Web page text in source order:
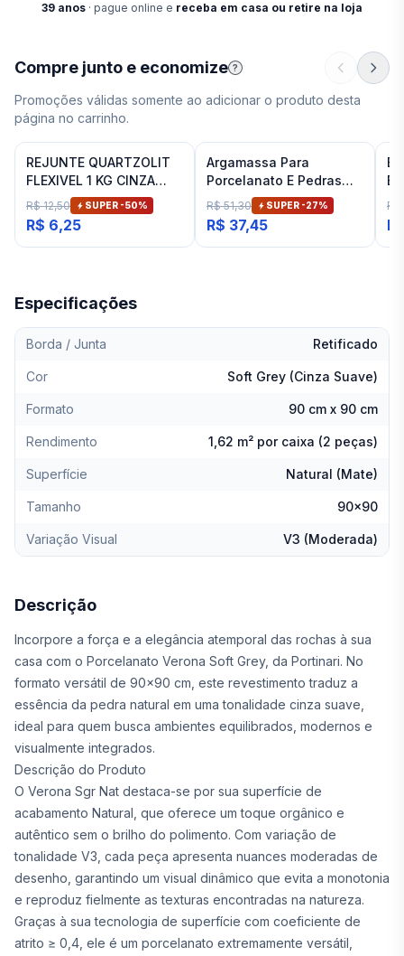
Compre junto e economize ?
Promoções válidas somente ao adicionar o produto desta
página no carrinho.
REJUNTE QUARTZOLIT
FLEXIVEL 1 KG CINZA
ARTICO
R$ 12,50 SUPER -50%
R$ 6,25
Argamassa Para
Porcelanato E Pedras
Naturais Cinza Interno
Inovatte 20 Kg
R$ 51,30 SUPER -27%
R$ 37,45
Fit
Especificações
Borda / Junta Retificado
Cor Soft Grey (Cinza Suave)
Formato 90 cm x 90 cm
Rendimento 1,62 m² por caixa (2 peças)
Superfície Natural (Mate)
Tamanho 90x90
Variação Visual V3 (Moderada)
Descrição
Incorpore a força e a elegância atemporal das rochas à sua
casa com o Porcelanato Verona Soft Grey, da Portinari. No
formato versátil de 90x90 cm, este revestimento traduz a
essência da pedra natural em uma tonalidade cinza suave,
ideal para quem busca ambientes equilibrados, modernos e
visualmente integrados.
Descrição do Produto
O Verona Sgr Nat destaca-se por sua superfície de
acabamento Natural, que oferece um toque orgânico e
autêntico sem o brilho do polimento. Com variação de
tonalidade V3, cada peça apresenta nuances moderadas de
desenho, garantindo um visual dinâmico que evita a monotonia
e reproduz fielmente as texturas encontradas na natureza.
Graças à sua tecnologia de superfície com coeficiente de
atrito ≥ 0,4, ele é um porcelanato extremamente versátil,
39 anos · pague online e receba em casa ou retire na loja